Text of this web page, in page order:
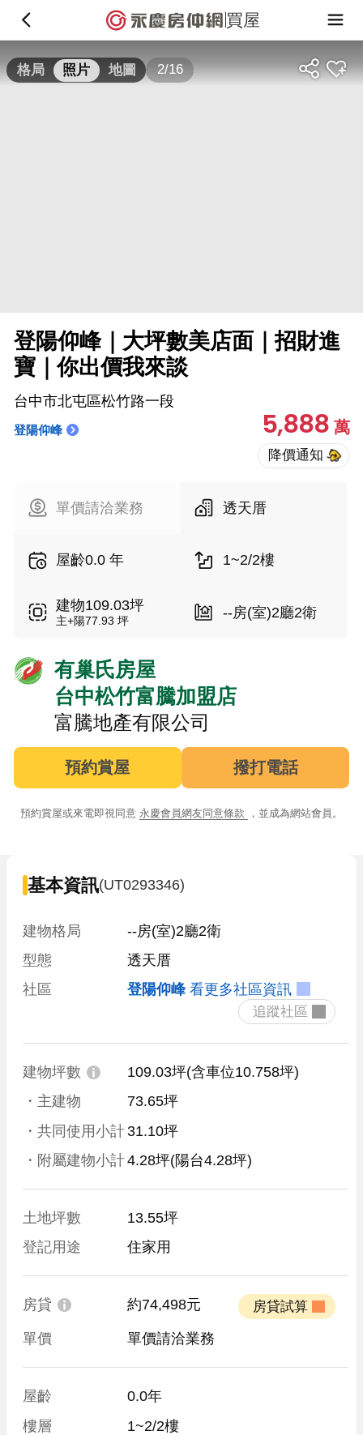
買屋
格局 照片 地圖 2/16
登陽仰峰｜大坪數美店面｜招財進
寶｜你出價我來談
台中市北屯區松竹路一段
登陽仰峰 5,888萬
單價請洽業務 透天厝
屋齡0.0 年 1~2/2樓
建物109.03坪
主+陽77.93 坪 --房(室)2廳2衛
有巢氏房屋
台中松竹富騰加盟店
富騰地產有限公司
預約賞屋 撥打電話
預約賞屋或來電即視同意 永慶會員網友同意條款 ，並成為網站會員。
基本資訊(UT0293346)
建物格局
--房(室)2廳2衛
型態
透天厝
社區
登陽仰峰 看更多社區資訊
建物坪數 109.03坪(含車位10.758坪)
・主建物
73.65坪
・共同使用小計 31.10坪
・附屬建物小計4.28坪(陽台4.28坪)
土地坪數
13.55坪
登記用途
住家用
房貸 約74,498元
單價 單價請洽業務
屋齡
0.0年
樓層
1~2/2樓